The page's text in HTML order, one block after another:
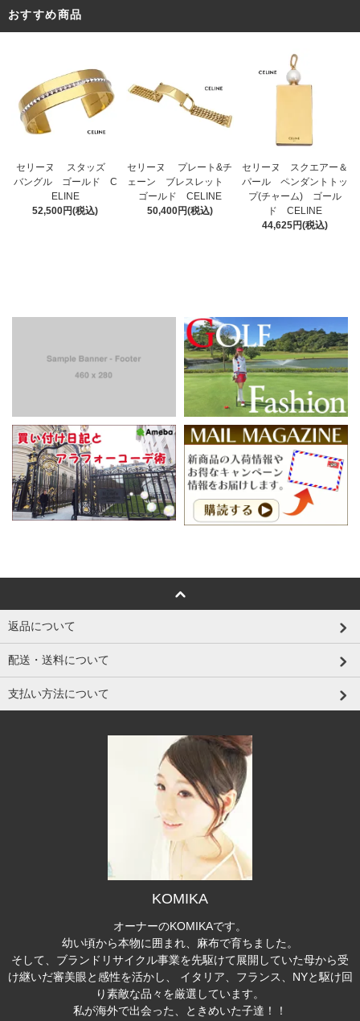
おすすめ商品
セリーヌ スタッズ
バングル ゴールド C
ELINE
52,500円(税込)
セリーヌ プレート&チ
ェーン ブレスレット
ゴールド CELINE
50,400円(税込)
セリーヌ スクエアー＆
パール ペンダントトッ
プ(チャーム) ゴール
ド CELINE
44,625円(税込)
返品について
配送・送料について
支払い方法について
KOMIKA
オーナーのKOMIKAです。
幼い頃から本物に囲まれ、麻布で育ちました。
そして、ブランドリサイクル事業を先駆けて展開していた母から受
け継いだ審美眼と感性を活かし、 イタリア、フランス、NYと駆け回
り素敵な品々を厳選しています。
私が海外で出会った、ときめいた子達！！